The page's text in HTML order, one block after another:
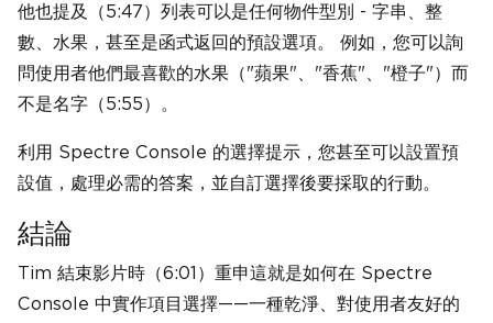
他也提及（5:47）列表可以是任何物件型別 - 字串、整
數、水果，甚至是函式返回的預設選項。 例如，您可以詢
問使用者他們最喜歡的水果（"蘋果"、"香蕉"、"橙子"）而
不是名字（5:55）。
利用 Spectre Console 的選擇提示，您甚至可以設置預
設值，處理必需的答案，並自訂選擇後要採取的行動。
結論
Tim 結束影片時（6:01）重申這就是如何在 Spectre
Console 中實作項目選擇——一種乾淨、對使用者友好的